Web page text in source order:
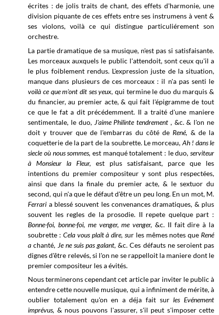
écrites : de jolis traits de chant, des effets d'harmonie, une
division piquante de ces effets entre ses instrumens à vent &
ses violons, voilà ce qui distingue particuliérement son
orchestre.
La partie dramatique de sa musique, n'est pas si satisfaisante.
Les morceaux auxquels le public l'attendoit, sont ceux qu'il a
le plus foiblement rendus. L'expression juste de la situation,
manque dans plusieurs de ces morceaux : il n'a pas senti le
voilà ce que m'ont dit ses yeux, qui termine le duo du marquis &
du financier, au premier acte, & qui fait l'épigramme de tout
ce que le fat a dit précédemment. Il a traité d'une maniere
sentimentale, le duo, J'aime Philinte tendrement , &c. & l'on ne
doit y trouver que de l'embarras du côté de René, & de la
coquetterie de la part de la soubrette. Le morceau, Ah ! dans le
siecle où nous sommes, est manqué totalement : le duo,serviteur
à Monsieur la Fleur,est plus satisfaisant, parce que les
intentions du premier compositeur y sont plus respectées,
ainsi que dans la finale du premier acte, & le sextuor du
second, qui n'a que le défaut d'être un peu long. En un mot, M.
Ferrari a blessé souvent les convenances dramatiques, & plus
souvent les regles de la prosodie. II repete quelque part :
Bonne-foi, bonne-foi, me venger, me venger,&c. II fait dire à la
soubrette : Cela vous plaît à dire, sur les mêmes notes que René
a chanté, Je ne suis pas galant,&c. Ces défauts ne seroient pas
dignes d'être relevés, si l'on ne se rappelloit la maniere dont le
premier compositeur les a évités.
Nous terminerons cependant cet article par inviter le public à
entendre cette nouvelle musique, qui a infiniment de mérite, à
oublier totalement qu'on en a déja fait surles Evénement
imprévus, & nous pouvons l'assurer, s'il peut s'imposer cette